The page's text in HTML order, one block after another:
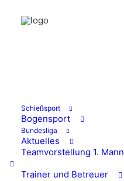
Schießsport
Bogensport
Bundesliga
Aktuelles
Teamvorstellung 1.
Trainer und Betreuer
15/09/2025